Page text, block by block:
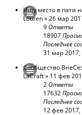
Ищу место в пати
Louren» 26 мар
9Ответы
18907
Последнее
31 мар 2017,
Сообщество
LaCraft» 11 фев
2Ответы
17632
Последнее
12 фев 2017,